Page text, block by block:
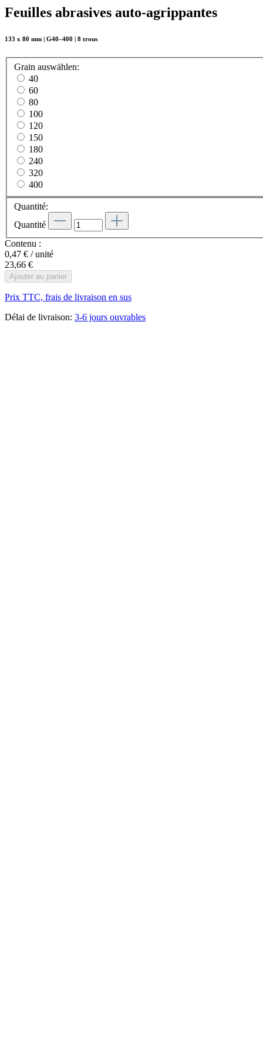
Feuilles abrasives auto-agrippantes
133 x 80 mm | G40–400 | 8 trous
Grain auswählen:
40
60
80
100
120
150
180
240
320
400
Quantité:
Quantité
Contenu :
0,47 € / unité
23,66 €
Ajouter au panier
Prix TTC, frais de livraison en sus
Délai de livraison: 3-6 jours ouvrables